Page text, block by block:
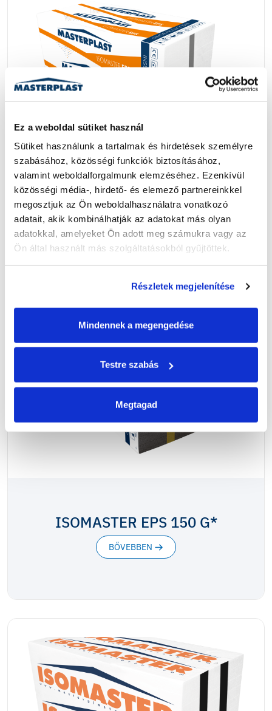
Ez a weboldal sütiket használ
Sütiket használunk a tartalmak és hirdetések személyre
szabásához, közösségi funkciók biztosításához,
valamint weboldalforgalmunk elemzéséhez. Ezenkívül
közösségi média-, hirdető- és elemező partnereinkkel
megosztjuk az Ön weboldalhasználatra vonatkozó
adatait, akik kombinálhatják az adatokat más olyan
adatokkal, amelyeket Ön adott meg számukra vagy az
Ön által használt más szolgáltatásokból gyűjtöttek.
Részletek megjelenítése
Mindennek a megengedése
Testre szabás
Megtagad
EPS 150 - ISOMASTER EPS 150
BŐVEBBEN
ISOMASTER EPS 150 G*
BŐVEBBEN